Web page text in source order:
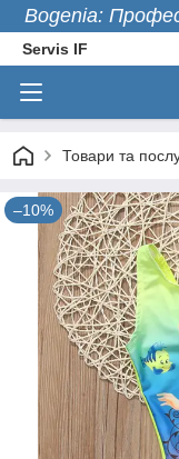
Bogenia:
Servis IF
Товари та
–10%